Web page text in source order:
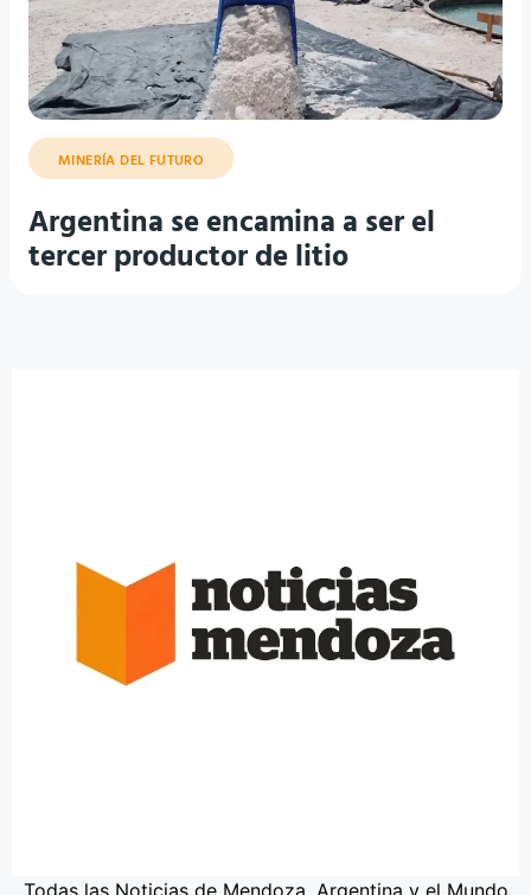
MINERÍA DEL FUTURO
Argentina se encamina a ser el
tercer productor de litio
Todas las Noticias de Mendoza, Argentina y el Mundo